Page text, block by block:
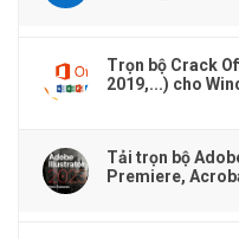
Trọn bộ Crack
2019,...) cho
Tải trọn bộ
Premiere,